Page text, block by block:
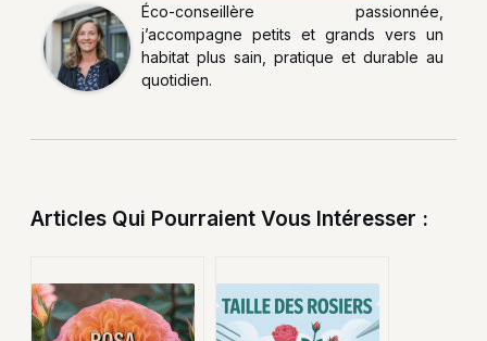
Éco-conseillère passionnée,
j’accompagne petits et grands vers un
habitat plus sain, pratique et durable au
quotidien.
Articles Qui Pourraient Vous Intéresser :